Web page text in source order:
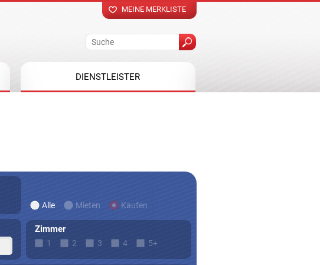
MEINE MERKLISTE
DIENSTLEISTER
Alle Mieten Kaufen
Zimmer
1 2 3 4 5+